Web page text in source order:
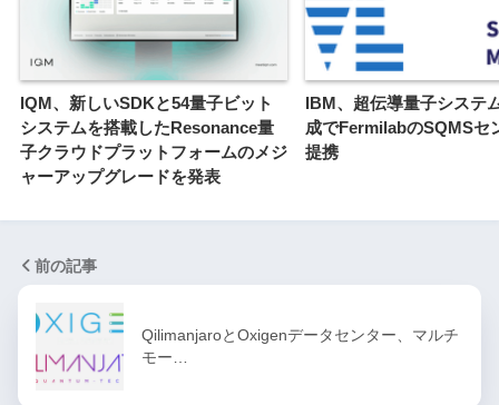
IQM、新しいSDKと54量子ビット
システムを搭載したResonance量
子クラウドプラットフォームのメジ
ャーアップグレードを発表
IBM、超伝導量子システ
成でFermilabのSQMSセ
提携
前の記事
QilimanjaroとOxigenデータセンター、マルチ
モー…